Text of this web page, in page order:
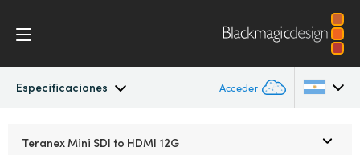
Especificaciones Acceder
Teranex Mini SDI to HDMI 12G